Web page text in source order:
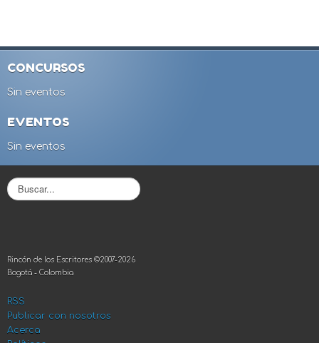
CONCURSOS
Sin eventos
EVENTOS
Sin eventos
B
u
r
.
.
Rincón de los Escritores ©2007-2026
Bogotá - Colombia
RSS
Publicar con nosotros
Acerca